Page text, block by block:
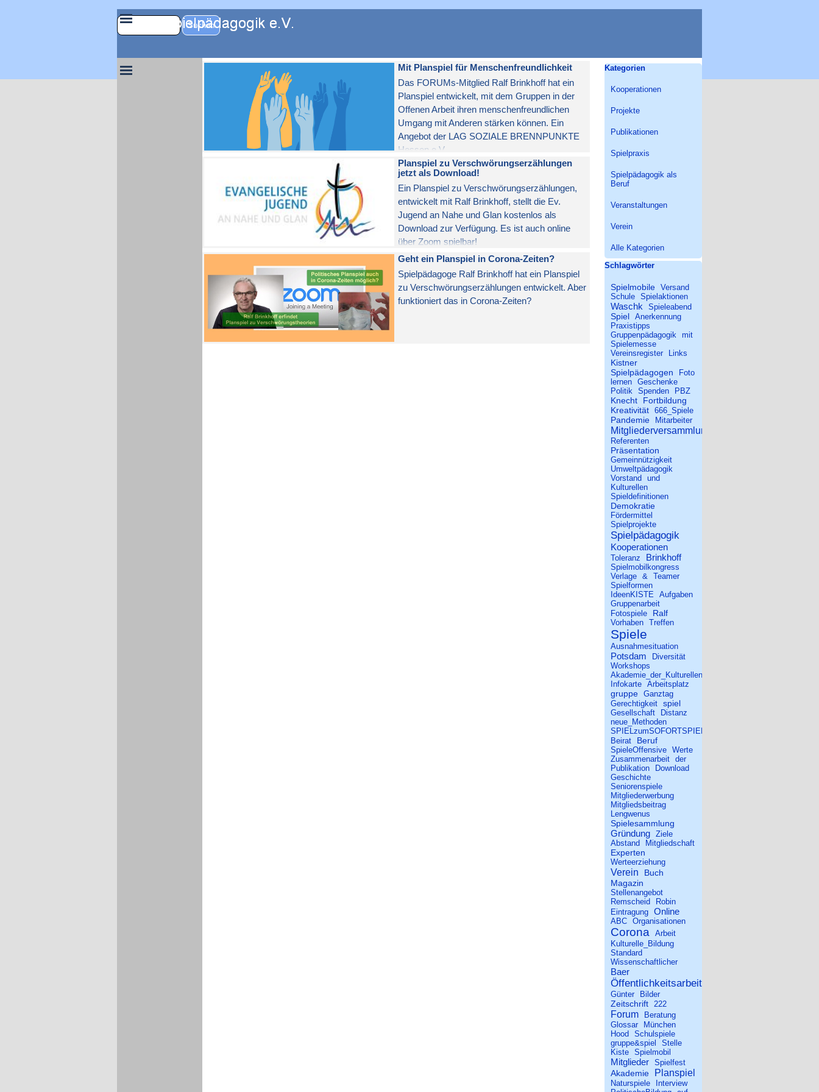
Menü überspringen
Suchen
Menü überspringen
Mit Planspiel für Menschenfreundlichkeit
Das FORUMs-Mitglied Ralf Brinkhoff hat ein
Planspiel entwickelt, mit dem Gruppen in der
Offenen Arbeit ihren menschenfreundlichen
Umgang mit Anderen stärken können. Ein
Angebot der LAG SOZIALE BRENNPUNKTE
Hessen e.V..
Planspiel zu Verschwörungserzählungen
jetzt als Download!
Ein Planspiel zu Verschwörungserzählungen,
entwickelt mit Ralf Brinkhoff, stellt die Ev.
Jugend an Nahe und Glan kostenlos als
Download zur Verfügung. Es ist auch online
über Zoom spielbar!
Geht ein Planspiel in Corona-Zeiten?
Spielpädagoge Ralf Brinkhoff hat ein Planspiel
zu Verschwörungserzählungen entwickelt. Aber
funktioniert das in Corona-Zeiten?
Block überspringen Kategorien
Kategorien
Kooperationen
Projekte
Publikationen
Spielpraxis
Spielpädagogik als
Beruf
Veranstaltungen
Verein
Alle Kategorien
Block überspringen Schlagwörter
Schlagwörter
Spielmobile Versand
Schule Spielaktionen
Waschk Spieleabend
Spiel Anerkennung
Praxistipps
Gruppenpädagogik mit
Spielemesse
Vereinsregister
Links
Kistner
Spielpädagogen
Foto
lernen Geschenke
Politik Spenden PBZ
Knecht
Fortbildung
Kreativität 666_Spiele
Pandemie Mitarbeiter
Mitgliederversammlung
Referenten
Präsentation
Gemeinnützigkeit
Umweltpädagogik
Vorstand
und
Kulturellen
Spieldefinitionen
Demokratie
Fördermittel
Spielprojekte
Spielpädagogik
Kooperationen
Toleranz Brinkhoff
Spielmobilkongress
Verlage & Teamer
Spielformen
IdeenKISTE
Aufgaben
Gruppenarbeit
Fotospiele
Ralf
Vorhaben Treffen
Spiele
Ausnahmesituation
Potsdam
Diversität
Workshops
Akademie_der_Kulturellen_Bildung
Infokarte Arbeitsplatz
gruppe Ganztag
Gerechtigkeit spiel
Gesellschaft
Distanz
neue_Methoden
SPIELzumSOFORTSPIELEN
Beirat
Beruf
SpieleOffensive Werte
Zusammenarbeit der
Publikation
Download
Geschichte
Seniorenspiele
Mitgliederwerbung
Mitgliedsbeitrag
Lengwenus
Spielesammlung
Gründung Ziele
Abstand
Mitgliedschaft
Experten
Werteerziehung
Verein
Buch
Magazin
Stellenangebot
Remscheid
Robin
Eintragung Online
ABC Organisationen
Corona
Arbeit
Kulturelle_Bildung
Standard
Wissenschaftlicher
Baer
Öffentlichkeitsarbeit
Günter Bilder
Zeitschrift 222
Forum
Beratung
Glossar
München
Hood
Schulspiele
gruppe&spiel
Stelle
Kiste Spielmobil
Mitglieder Spielfest
Akademie Planspiel
Naturspiele
Interview